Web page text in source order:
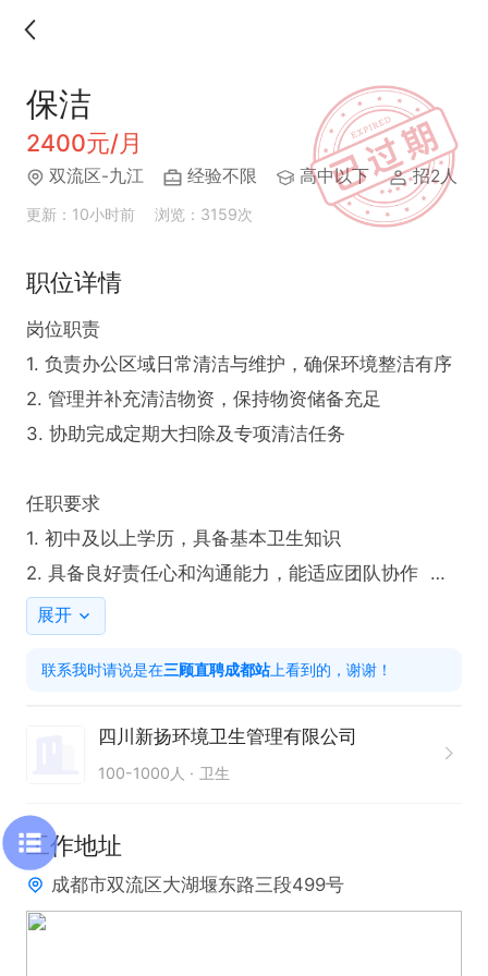
保洁
2400元/月
双流区-九江 经验不限 高中以下 招2人
更新：10小时前 浏览：3159次
职位详情
岗位职责
1. 负责办公区域日常清洁与维护，确保环境整洁有序
2. 管理并补充清洁物资，保持物资储备充足
3. 协助完成定期大扫除及专项清洁任务
任职要求
1. 初中及以上学历，具备基本卫生知识
2. 具备良好责任心和沟通能力，能适应团队协作
3. 有相关工作经验者优先
工作地址
2. 双流区大湖堰东路三段499号
展开
联系我时请说是在三顾直聘成都站上看到的，谢谢！
四川新扬环境卫生管理有限公司
100-1000人 卫生
工作地址
成都市双流区大湖堰东路三段499号